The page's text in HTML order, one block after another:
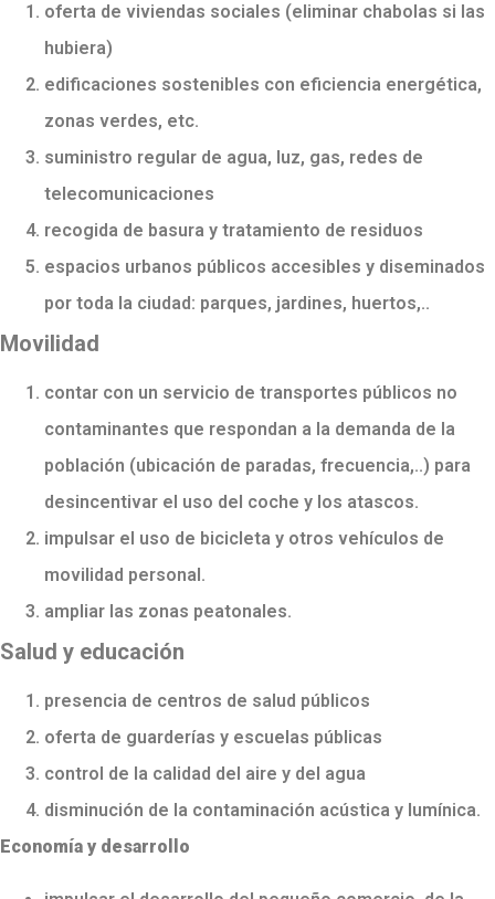
oferta de viviendas sociales (eliminar chabolas si las
hubiera)
edificaciones sostenibles con eficiencia energética,
zonas verdes, etc.
suministro regular de agua, luz, gas, redes de
telecomunicaciones
recogida de basura y tratamiento de residuos
espacios urbanos públicos accesibles y diseminados
por toda la ciudad: parques, jardines, huertos,..
Movilidad
contar con un servicio de transportes públicos no
contaminantes que respondan a la demanda de la
población (ubicación de paradas, frecuencia,..) para
desincentivar el uso del coche y los atascos.
impulsar el uso de bicicleta y otros vehículos de
movilidad personal.
ampliar las zonas peatonales.
Salud y educación
presencia de centros de salud públicos
oferta de guarderías y escuelas públicas
control de la calidad del aire y del agua
disminución de la contaminación acústica y lumínica.
Economía y desarrollo